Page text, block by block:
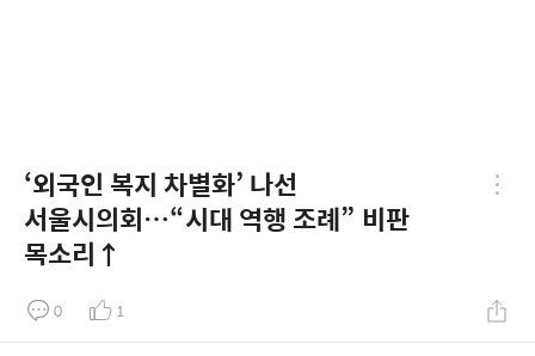
‘외국인 복지 차별화’ 나선
서울시의회…“시대 역행 조례” 비판
목소리↑
0 1